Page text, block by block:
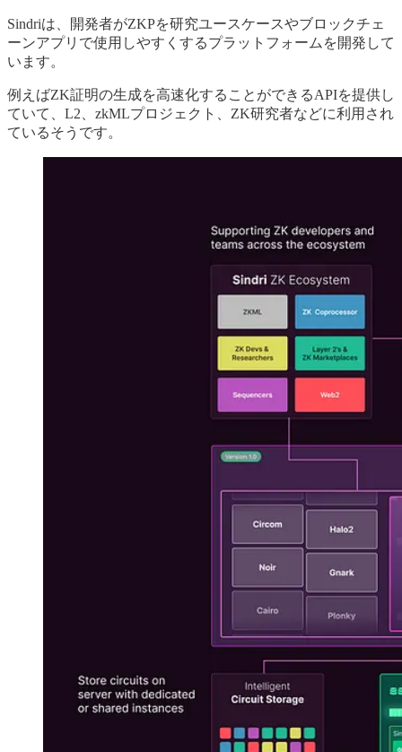
Sindriは、開発者がZKPを研究ユースケースやブロックチェ
ーンアプリで使用しやすくするプラットフォームを開発して
います。
例えばZK証明の生成を高速化することができるAPIを提供し
ていて、L2、zkMLプロジェクト、ZK研究者などに利用され
ているそうです。